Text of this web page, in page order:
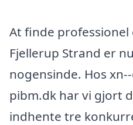
At finde
Fjellerup Strand er
nogensinde. Hos
pibm.dk har vi gjort
indhente tre